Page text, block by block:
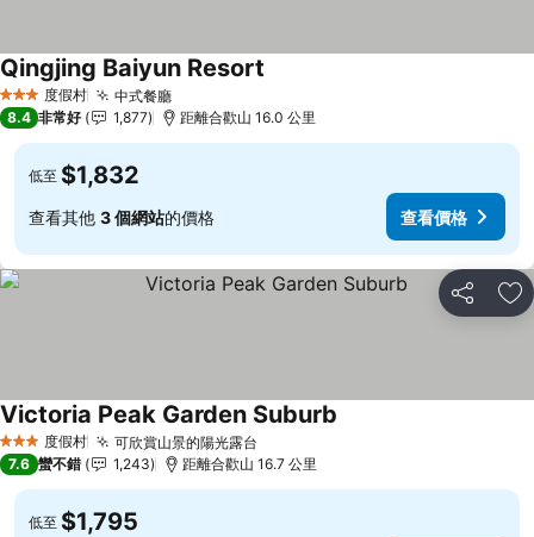
3 星級 度假村 中式餐廳查看價格
Qingjing Baiyun Resort
8.4 非常好 1,877 距離合歡山 16.0 公里
低至 $1,832
查看其他 3 個網站的價格 查看價格
分享 加
3 星級 度假村 可欣賞山景的陽光露台
Victoria Peak Garden Suburb
7.6 蠻不錯 1,243 距離合歡山 16.7 公里
低至 $1,795